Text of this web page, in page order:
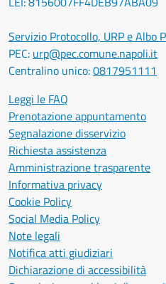
Servizio Protocollo, URP e Albo
PEC: urp@pec.comune.napoli.it
Centralino unico:0817951111
Leggi le FAQ
Prenotazione appuntamento
Segnalazione disservizio
Richiesta assistenza
Amministrazione trasparente
Informativa privacy
Cookie Policy
Social Media Policy
Note legali
Notifica atti giudiziari
Dichiarazione di accessibilità